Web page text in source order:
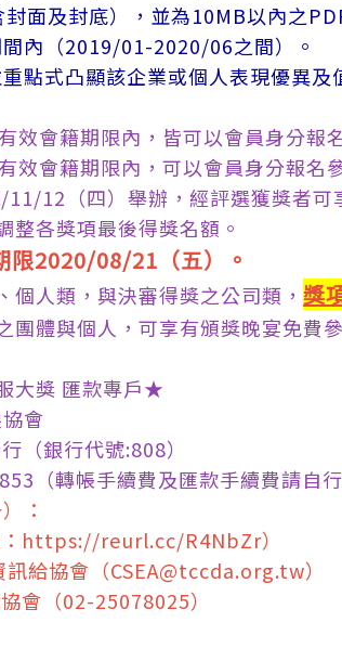
面及封底），並為10MB以內之
內（2019/01-2020/06之間）。
點式凸顯該企業或個人表現優異
效會籍期限內，皆可以會員身分報
效會籍期限內，可以會員身分報名
12（四）舉辦，經評選獲獎者可
整各獎項最後得獎名額。
限2020/08/21（五）。
個人類，與決審得獎之公司類， 獎
團體與個人，可享有頒獎晚宴
大獎 匯款專戶★
會
（銀行代號:808）
（轉帳手續費及匯款手續費請自行
：
https://reurl.cc/R4NbZr）
給協會（CSEA@tccda.org.tw）
會（02-25078025）